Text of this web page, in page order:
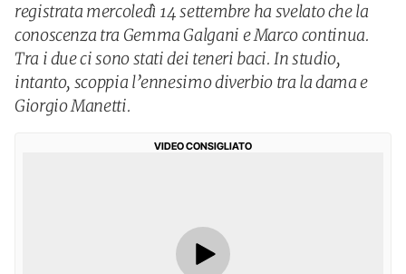
registrata mercoledì 14 settembre ha svelato che la
conoscenza tra Gemma Galgani e Marco continua.
Tra i due ci sono stati dei teneri baci. In studio,
intanto, scoppia l’ennesimo diverbio tra la dama e
Giorgio Manetti.
VIDEO CONSIGLIATO